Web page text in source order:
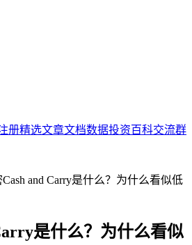
册精选文章文档数据投资百科交流群
and Carry是什么？为什么看似低
是什么？为什么看似